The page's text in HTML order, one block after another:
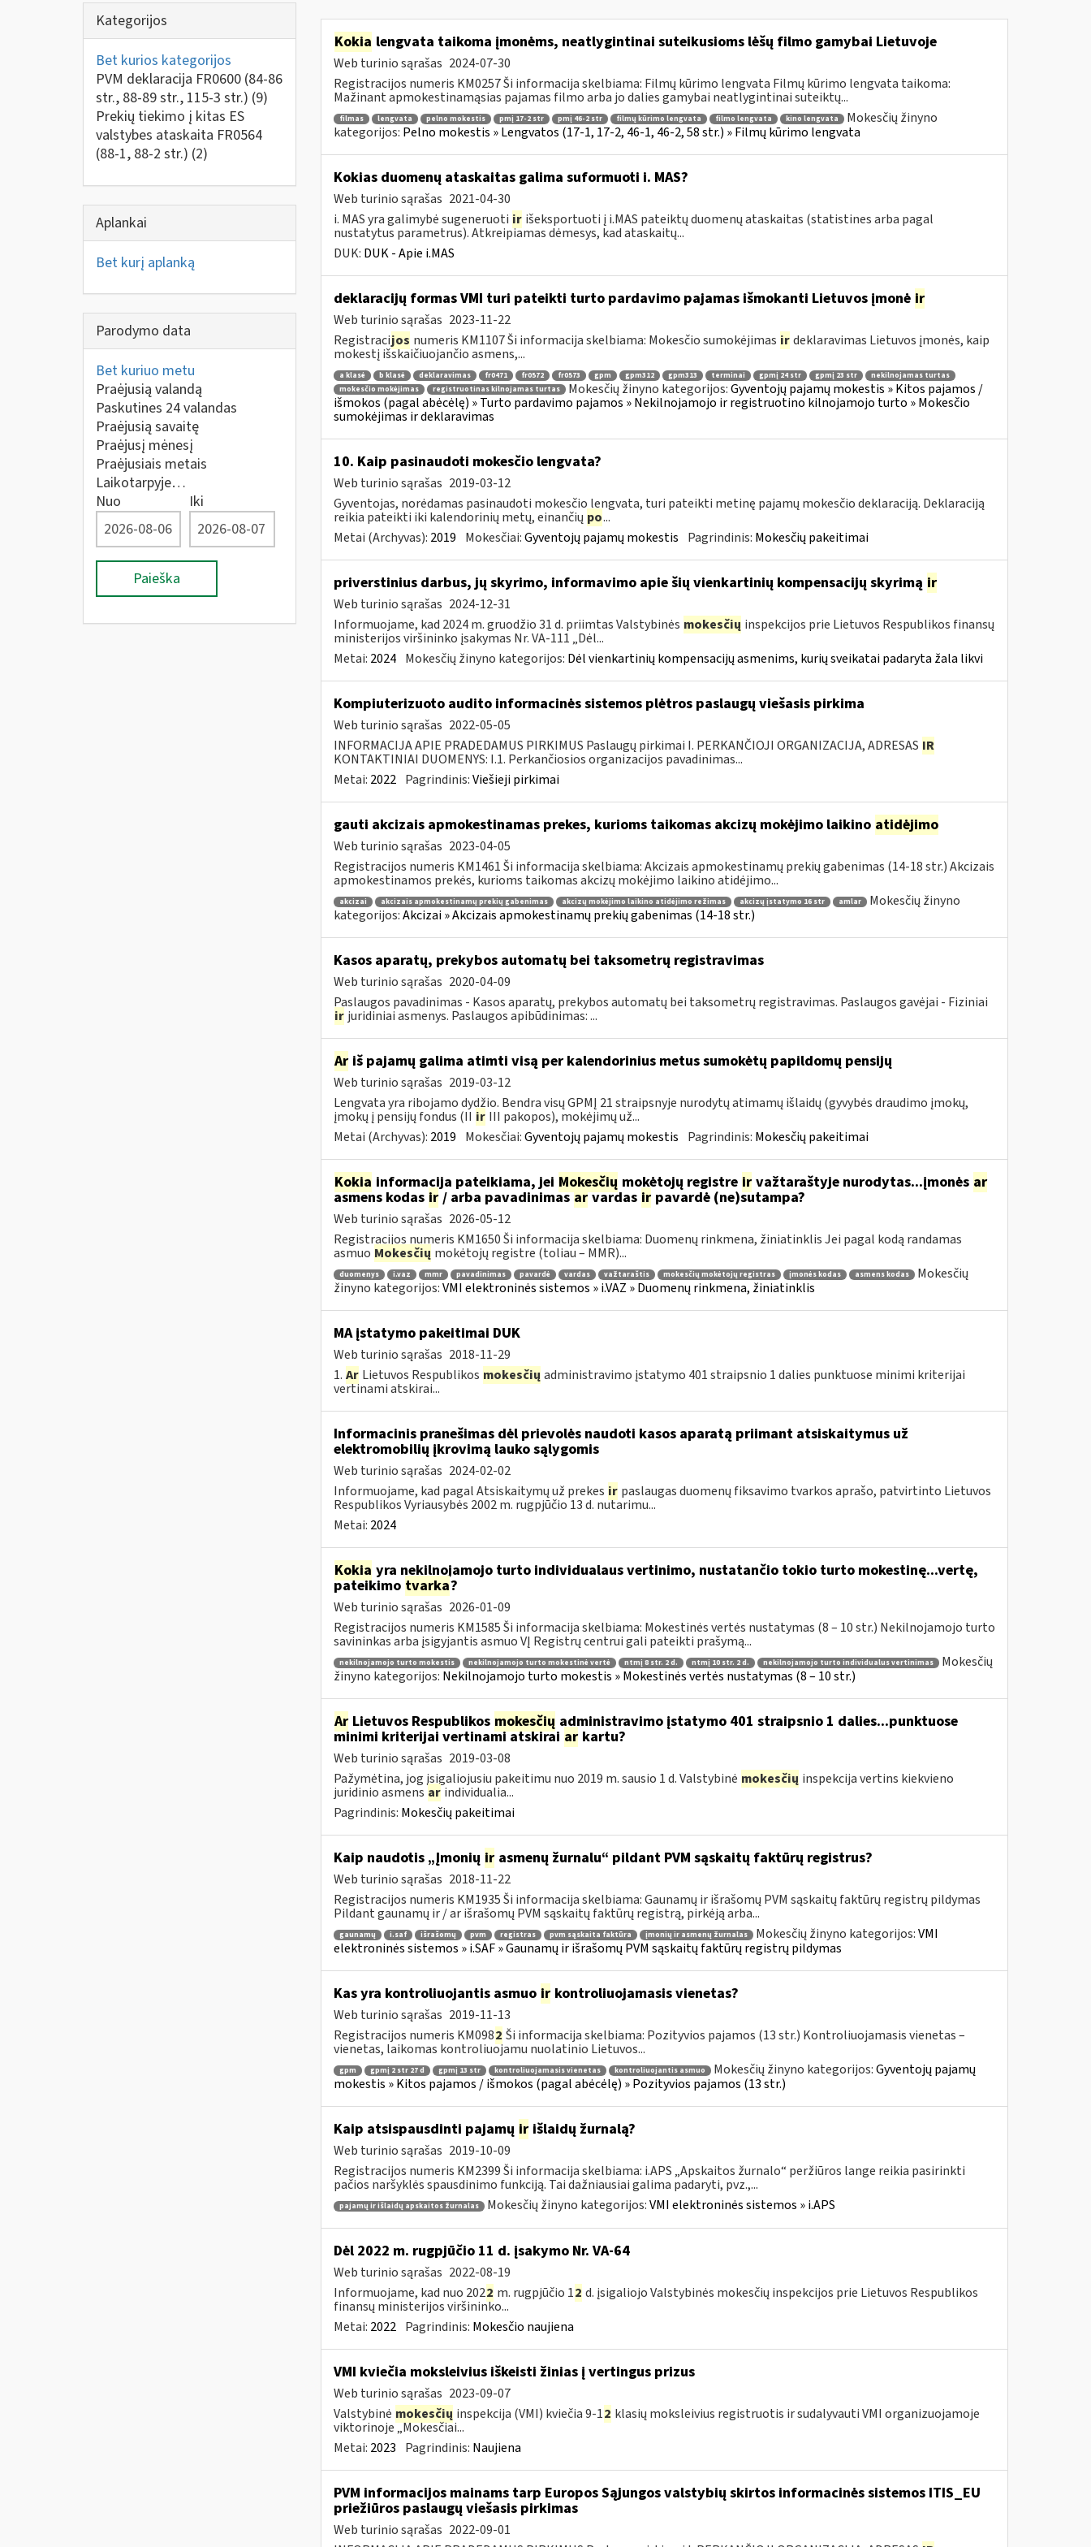
Kategorijos
Bet kurios kategorijos
PVM deklaracija FR0600 (84-86
str., 88-89 str., 115-3 str.) (9)
Prekių tiekimo į kitas ES
valstybes ataskaita FR0564
(88-1, 88-2 str.) (2)
Aplankai
Bet kurį aplanką
Parodymo data
Bet kuriuo metu
Praėjusią valandą
Paskutines 24 valandas
Praėjusią savaitę
Praėjusį mėnesį
Praėjusiais metais
Laikotarpyje…
Nuo
Iki
Paieška
Kokia lengvata taikoma įmonėms, neatlygintinai suteikusioms lėšų filmo gamybai Lietuvoje
Web turinio sąrašas 2024-07-30
Registracijos numeris KM0257 Ši informacija skelbiama: Filmų kūrimo lengvata Filmų kūrimo lengvata taikoma:
Mažinant apmokestinamąsias pajamas filmo arba jo dalies gamybai neatlygintinai suteiktų...
filmas lengvata pelno mokestis pmį 17-2 str pmį 46-2 str filmų kūrimo lengvata filmo lengvata kino lengvata
Mokesčių žinyno
kategorijos: Pelno mokestis » Lengvatos (17-1, 17-2, 46-1, 46-2, 58 str.) » Filmų kūrimo lengvata
Kokias duomenų ataskaitas galima suformuoti i. MAS?
Web turinio sąrašas 2021-04-30
i. MAS yra galimybė sugeneruoti ir išeksportuoti į i.MAS pateiktų duomenų ataskaitas (statistines arba pagal
nustatytus parametrus). Atkreipiamas dėmesys, kad ataskaitų...
DUK: DUK - Apie i.MAS
deklaracijų formas VMI turi pateikti turto pardavimo pajamas išmokanti Lietuvos įmonė ir
Web turinio sąrašas 2023-11-22
Registracijos numeris KM1107 Ši informacija skelbiama: Mokesčio sumokėjimas ir deklaravimas Lietuvos įmonės, kaip
mokestį išskaičiuojančio asmens,...
a klasė b klasė deklaravimas fr0471 fr0572 fr0573 gpm gpm312 gpm313 terminai gpmį 24 str gpmį 23 str
nekilnojamas turtas
mokesčio mokėjimas
registruotinas kilnojamas turtas Mokesčių žinyno kategorijos:Gyventojų pajamų mokestis » Kitos pajamos /
išmokos (pagal abėcėlę) » Turto pardavimo pajamos » Nekilnojamojo ir registruotino kilnojamojo turto » Mokesčio
sumokėjimas ir deklaravimas
10. Kaip pasinaudoti mokesčio lengvata?
Web turinio sąrašas 2019-03-12
Gyventojas, norėdamas pasinaudoti mokesčio lengvata, turi pateikti metinę pajamų mokesčio deklaraciją. Deklaraciją
reikia pateikti iki kalendorinių metų, einančių po...
Metai (Archyvas): 2019 Mokesčiai:Gyventojų pajamų mokestis Pagrindinis: Mokesčių pakeitimai
priverstinius darbus, jų skyrimo, informavimo apie šių vienkartinių kompensacijų skyrimą ir
Web turinio sąrašas 2024-12-31
Informuojame, kad 2024 m. gruodžio 31 d. priimtas Valstybinės mokesčių inspekcijos prie Lietuvos Respublikos finansų
ministerijos viršininko įsakymas Nr. VA-111 „Dėl...
Metai: 2024 Mokesčių žinyno kategorijos: Dėl vienkartinių kompensacijų asmenims, kurių sveikatai padaryta žala likvi
Kompiuterizuoto audito informacinės sistemos plėtros paslaugų viešasis pirkima
Web turinio sąrašas 2022-05-05
INFORMACIJA APIE PRADEDAMUS PIRKIMUS Paslaugų pirkimai I. PERKANČIOJI ORGANIZACIJA, ADRESAS IR
KONTAKTINIAI DUOMENYS: I.1. Perkančiosios organizacijos pavadinimas...
Metai: 2022 Pagrindinis:Viešieji pirkimai
gauti akcizais apmokestinamas prekes, kurioms taikomas akcizų mokėjimo laikino atidėjimo
Web turinio sąrašas 2023-04-05
Registracijos numeris KM1461 Ši informacija skelbiama: Akcizais apmokestinamų prekių gabenimas (14-18 str.) Akcizais
apmokestinamos prekės, kurioms taikomas akcizų mokėjimo laikino atidėjimo...
akcizai akcizais apmokestinamų prekių gabenimas akcizų mokėjimo laikino atidėjimo režimas akcizų įstatymo 16 str amlar
Mokesčių žinyno
kategorijos:Akcizai » Akcizais apmokestinamų prekių gabenimas (14-18 str.)
Kasos aparatų, prekybos automatų bei taksometrų registravimas
Web turinio sąrašas 2020-04-09
Paslaugos pavadinimas - Kasos aparatų, prekybos automatų bei taksometrų registravimas. Paslaugos gavėjai - Fiziniai
ir juridiniai asmenys. Paslaugos apibūdinimas: ...
Ariš pajamų galima atimti visą per kalendorinius metus sumokėtų papildomų pensijų
Web turinio sąrašas 2019-03-12
Lengvata yra ribojamo dydžio. Bendra visų GPMĮ 21 straipsnyje nurodytų atimamų išlaidų (gyvybės draudimo įmokų,
įmokų į pensijų fondus (II ir III pakopos), mokėjimų už...
Metai (Archyvas): 2019 Mokesčiai:Gyventojų pajamų mokestis Pagrindinis: Mokesčių pakeitimai
Kokia informacija pateikiama, jei Mokesčių mokėtojų registre irvažtaraštyje nurodytas...įmonės ar
asmens kodas ir/ arba pavadinimasarvardas irpavardė (ne)sutampa?
Web turinio sąrašas 2026-05-12
Registracijos numeris KM1650 Ši informacija skelbiama: Duomenų rinkmena, žiniatinklis Jei pagal kodą randamas
asmuo Mokesčių mokėtojų registre (toliau – MMR)...
duomenys i.vaz mmr pavadinimas pavardė vardas važtaraštis mokesčių mokėtojų registras įmonės kodas asmens kodas
Mokesčių
žinyno kategorijos:VMI elektroninės sistemos » i.VAZ » Duomenų rinkmena, žiniatinklis
MA įstatymo pakeitimai DUK
Web turinio sąrašas 2018-11-29
1. Ar Lietuvos Respublikos mokesčių administravimo įstatymo 401 straipsnio 1 dalies punktuose minimi kriterijai
vertinami atskirai...
Informacinis pranešimas dėl prievolės naudoti kasos aparatą priimant atsiskaitymus už
elektromobilių įkrovimą lauko sąlygomis
Web turinio sąrašas 2024-02-02
Informuojame, kad pagal Atsiskaitymų už prekes ir paslaugas duomenų fiksavimo tvarkos aprašo, patvirtinto Lietuvos
Respublikos Vyriausybės 2002 m. rugpjūčio 13 d. nutarimu...
Metai: 2024
Kokia yra nekilnojamojo turto individualaus vertinimo, nustatančio tokio turto mokestinę...vertę,
pateikimo tvarka?
Web turinio sąrašas 2026-01-09
Registracijos numeris KM1585 Ši informacija skelbiama: Mokestinės vertės nustatymas (8 – 10 str.) Nekilnojamojo turto
savininkas arba įsigyjantis asmuo VĮ Registrų centrui gali pateikti prašymą...
nekilnojamojo turto mokestis nekilnojamojo turto mokestinė vertė ntmį 8 str. 2 d. ntmį 10 str. 2 d. nekilnojamojo turto individualus vertinimas
Mokesčių
žinyno kategorijos: Nekilnojamojo turto mokestis » Mokestinės vertės nustatymas (8 – 10 str.)
ArLietuvos Respublikos mokesčių administravimo įstatymo 401 straipsnio 1 dalies...punktuose
minimi kriterijai vertinami atskirai arkartu?
Web turinio sąrašas 2019-03-08
Pažymėtina, jog įsigaliojusiu pakeitimu nuo 2019 m. sausio 1 d. Valstybinė mokesčių inspekcija vertins kiekvieno
juridinio asmens ar individualia...
Pagrindinis: Mokesčių pakeitimai
Kaip naudotis „Įmonių irasmenų žurnalu“ pildant PVM sąskaitų faktūrų registrus?
Web turinio sąrašas 2018-11-22
Registracijos numeris KM1935 Ši informacija skelbiama: Gaunamų ir išrašomų PVM sąskaitų faktūrų registrų pildymas
Pildant gaunamų ir / ar išrašomų PVM sąskaitų faktūrų registrą, pirkėją arba...
gaunamų i.saf išrašomų pvm registras pvm sąskaita faktūra įmonių ir asmenų žurnalas Mokesčių žinyno kategorijos:VMI
elektroninės sistemos » i.SAF » Gaunamų ir išrašomų PVM sąskaitų faktūrų registrų pildymas
Kas yra kontroliuojantis asmuo irkontroliuojamasis vienetas?
Web turinio sąrašas 2019-11-13
Registracijos numeris KM0982 Ši informacija skelbiama: Pozityvios pajamos (13 str.) Kontroliuojamasis vienetas –
vienetas, laikomas kontroliuojamu nuolatinio Lietuvos...
gpm gpmį 2 str 27 d gpmį 13 str kontroliuojamasis vienetas kontroliuojantis asmuo Mokesčių žinyno kategorijos:Gyventojų pajamų
mokestis » Kitos pajamos / išmokos (pagal abėcėlę) » Pozityvios pajamos (13 str.)
Kaip atsispausdinti pajamų irišlaidų žurnalą?
Web turinio sąrašas 2019-10-09
Registracijos numeris KM2399 Ši informacija skelbiama: i.APS „Apskaitos žurnalo“ peržiūros lange reikia pasirinkti
pačios naršyklės spausdinimo funkciją. Tai dažniausiai galima padaryti, pvz.,...
pajamų ir išlaidų apskaitos žurnalas Mokesčių žinyno kategorijos:VMI elektroninės sistemos » i.APS
Dėl 2022 m. rugpjūčio 11 d. įsakymo Nr. VA-64
Web turinio sąrašas 2022-08-19
Informuojame, kad nuo 2022 m. rugpjūčio 12 d. įsigaliojo Valstybinės mokesčių inspekcijos prie Lietuvos Respublikos
finansų ministerijos viršininko...
Metai: 2022 Pagrindinis: Mokesčio naujiena
VMI kviečia moksleivius iškeisti žinias į vertingus prizus
Web turinio sąrašas 2023-09-07
Valstybinė mokesčių inspekcija (VMI) kviečia 9-12 klasių moksleivius registruotis ir sudalyvauti VMI organizuojamoje
viktorinoje „Mokesčiai...
Metai: 2023 Pagrindinis: Naujiena
PVM informacijos mainams tarp Europos Sąjungos valstybių skirtos informacinės sistemos ITIS_EU
priežiūros paslaugų viešasis pirkimas
Web turinio sąrašas 2022-09-01